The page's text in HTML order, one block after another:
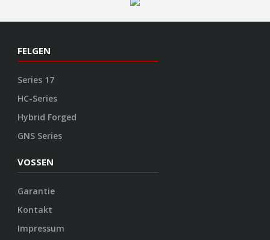
FELGEN
Series 17
HC-Series
Hybrid Forged
GNS Series
VOSSEN
Garantie
Kontakt
Impressum